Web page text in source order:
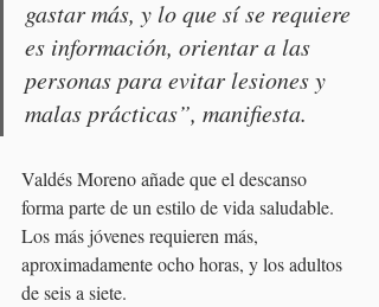
gastar más, y lo que sí se requiere
es información, orientar a las
personas para evitar lesiones y
malas prácticas”, manifiesta.
Valdés Moreno añade que el descanso
forma parte de un estilo de vida saludable.
Los más jóvenes requieren más,
aproximadamente ocho horas, y los adultos
de seis a siete.